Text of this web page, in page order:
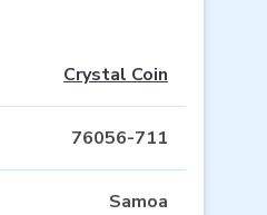
Crystal Coin
76056-711
Samoa